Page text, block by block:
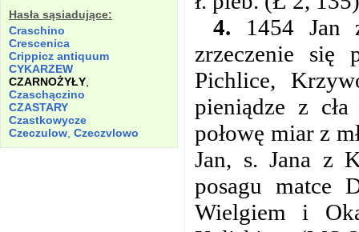
Hasła sąsiadujące:
Craschino
Crescenica
Crippicz antiquum
CYKARZEW
CZARNOŻYŁY
Czaschączino
CZASTARY
Czastkowycze
Czeczulow Czeczvlowo
4. 1454 Jan
zrzeczenie się
Pichlice,
pieniądze z
połowę miar z
Jan, s. Jana z
posagu matce
Wielgiem i